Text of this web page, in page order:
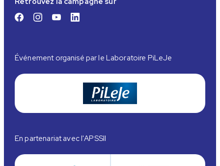
Événement organisé par le Laboratoire PiLeJe
En partenariat avec l'APSSII